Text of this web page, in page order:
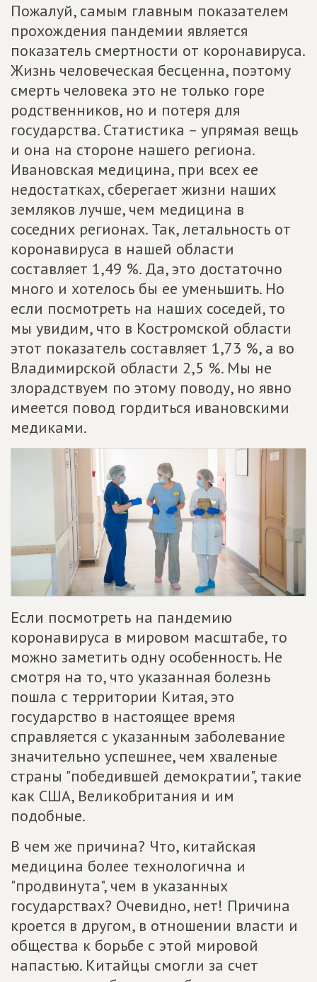
Пожалуй, самым главным показателем
прохождения пандемии является
показатель смертности от коронавируса.
Жизнь человеческая бесценна, поэтому
смерть человека это не только горе
родственников, но и потеря для
государства. Статистика – упрямая вещь
и она на стороне нашего региона.
Ивановская медицина, при всех ее
недостатках, сберегает жизни наших
земляков лучше, чем медицина в
соседних регионах. Так, летальность от
коронавируса в нашей области
составляет 1,49 %. Да, это достаточно
много и хотелось бы ее уменьшить. Но
если посмотреть на наших соседей, то
мы увидим, что в Костромской области
этот показатель составляет 1,73 %, а во
Владимирской области 2,5 %. Мы не
злорадствуем по этому поводу, но явно
имеется повод гордиться ивановскими
медиками.
Если посмотреть на пандемию
коронавируса в мировом масштабе, то
можно заметить одну особенность. Не
смотря на то, что указанная болезнь
пошла с территории Китая, это
государство в настоящее время
справляется с указанным заболевание
значительно успешнее, чем хваленые
страны "победившей демократии", такие
как США, Великобритания и им
подобные.
В чем же причина? Что, китайская
медицина более технологична и
"продвинута", чем в указанных
государствах? Очевидно, нет! Причина
кроется в другом, в отношении власти и
общества к борьбе с этой мировой
напастью. Китайцы смогли за счет